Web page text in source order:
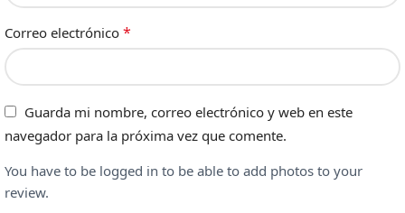
Correo electrónico *
Guarda mi nombre, correo electrónico y web en este
navegador para la próxima vez que comente.
You have to be logged in to be able to add photos to your
review.